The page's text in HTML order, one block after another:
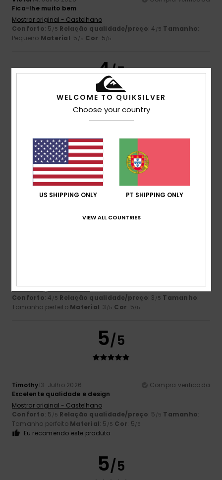
Fica-lhe muito bem
Mostrar original - Castelhano
Conforto: 5 /5 Relação qualidade/preço: 4 /5 Tamanho:
Pequeno Material: 5 /5 Cor: 5/5
4/5
respeito aos acabamentos.
Mostrar original - Castelhano
Conforto: 5/5 Relação qualidade/preço: 3
Demasiado grandeMaterial Cor: 5/5
Eu recomendo este produto
4/5
Mostrar original - Francês
Conforto: 4 /5 Relação qualidade/preço: 3 /5 Tamanho:
Tamanho perfeito Material: 3 /5 Cor: 5/5
5/5
Timothy13. Julho 2026
Compra verificada
Excelente qualidade e design
Mostrar original - Castelhano
Conforto: 5 /5 Relação qualidade/preço: 5 /5 Tamanho:
Tamanho perfeito Material: 5 /5 Cor: 5/5
Eu recomendo este produto
5/5
WELCOME TO QUIKSILVER
Choose your country
US SHIPPING ONLY PT SHIPPING ONLY
VIEW ALL COUNTRIES